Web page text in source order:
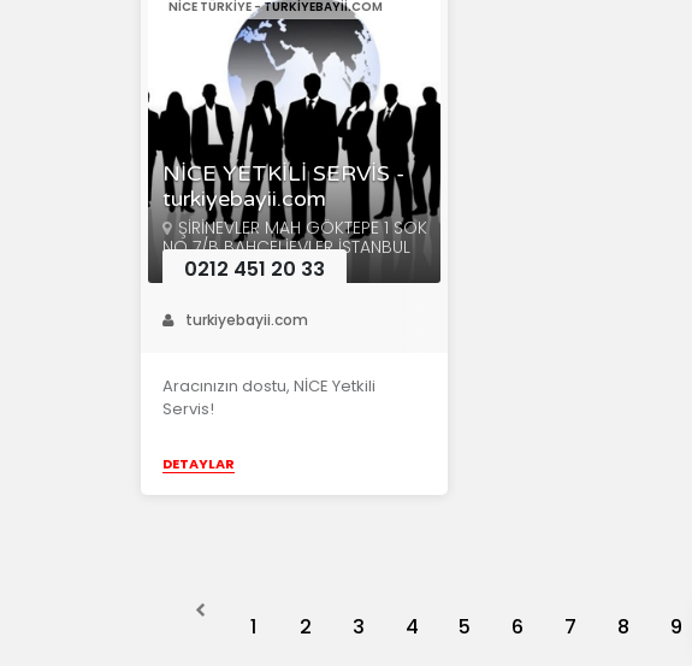
NİCE YETKİLİ SERVİS -
turkiyebayii.com
NİCE TÜRKİYE - TURKIYEBAYII.COM
ŞİRİNEVLER MAH GÖKTEPE 1 SOK
NO 7/B BAHÇELİEVLER İSTANBUL
0212 451 20 33
turkiyebayii.com
Aracınızın dostu, NİCE Yetkili
Servis!
DETAYLAR
Previous
1 2 3 4 5 6 7 8 9